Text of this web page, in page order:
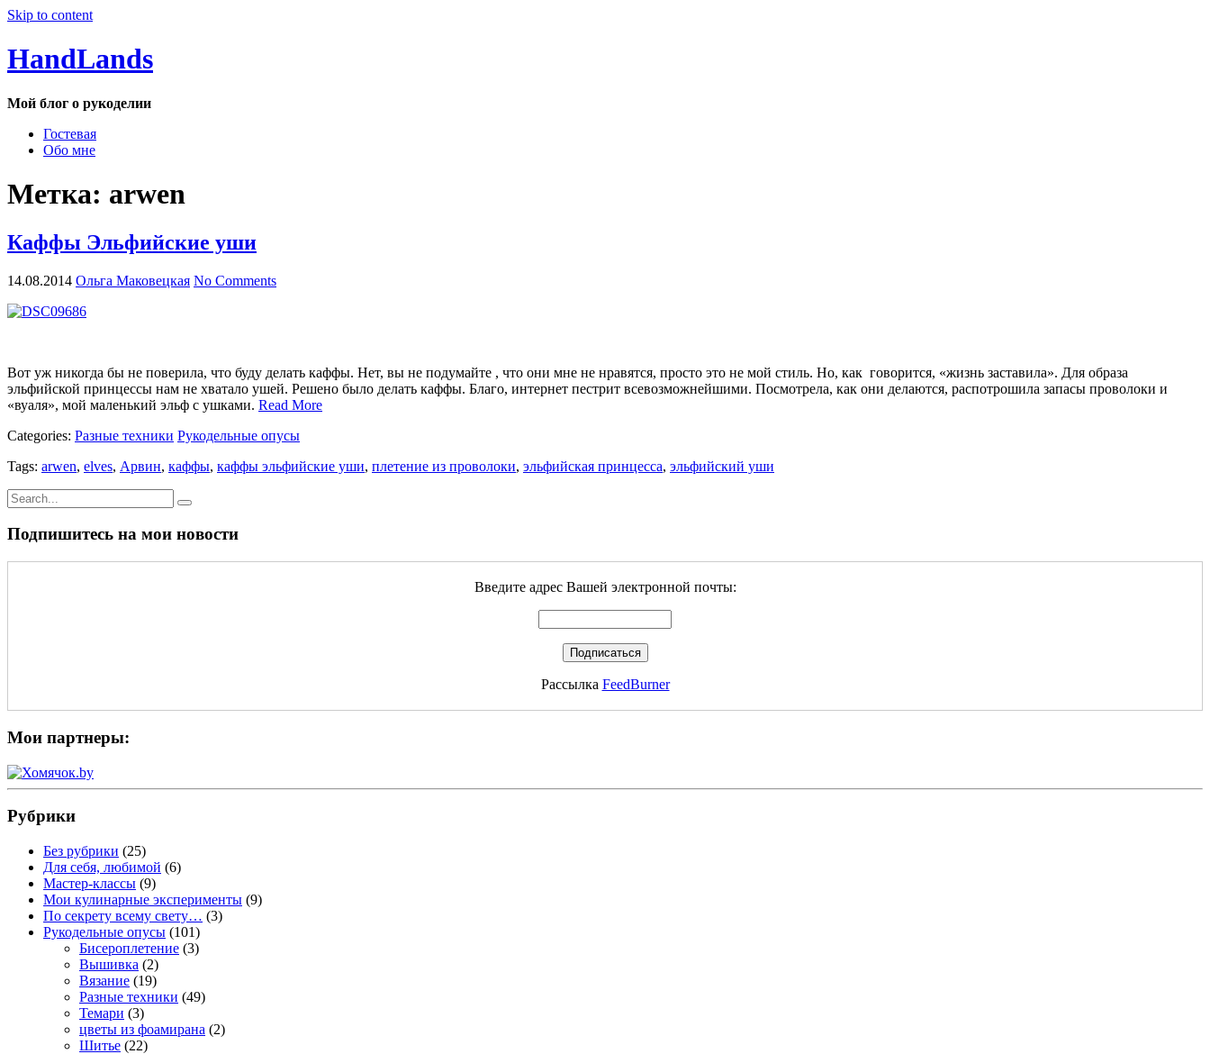
Skip to content
HandLands
Мой блог о рукоделии
Гостевая
Обо мне
Метка: arwen
Каффы Эльфийские уши
14.08.2014 Ольга Маковецкая No Comments
Вот уж никогда бы не поверила, что буду делать каффы. Нет, вы не подумайте , что они мне не нравятся, просто это не мой стиль. Но, как говорится, «жизнь заставила». Для образа
эльфийской принцессы нам не хватало ушей. Решено было делать каффы. Благо, интернет пестрит всевозможнейшими. Посмотрела, как они делаются, распотрошила запасы проволоки и
«вуаля», мой маленький эльф с ушками. Read More
Categories: Разные техники Рукодельные опусы
Tags: arwen, elves, Арвин, каффы, каффы эльфийские уши, плетение из проволоки, эльфийская принцесса, эльфийский уши
Подпишитесь на мои новости
Введите адрес Вашей электронной почты:
Рассылка FeedBurner
Мои партнеры:
Рубрики
Без рубрики (25)
Для себя, любимой (6)
Мастер-классы (9)
Мои кулинарные эксперименты (9)
По секрету всему свету… (3)
Рукодельные опусы (101)
Бисероплетение (3)
Вышивка (2)
Вязание (19)
Разные техники (49)
Темари (3)
цветы из фоамирана (2)
Шитье (22)